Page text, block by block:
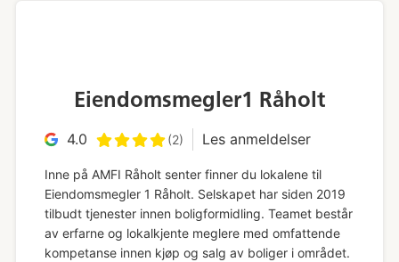
Eiendomsmegler1 Råholt
4.0 (2) Les anmeldelser
Inne på AMFI Råholt senter finner du lokalene til
Eiendomsmegler 1 Råholt. Selskapet har siden 2019
tilbudt tjenester innen boligformidling. Teamet består
av erfarne og lokalkjente meglere med omfattende
kompetanse innen kjøp og salg av boliger i området.